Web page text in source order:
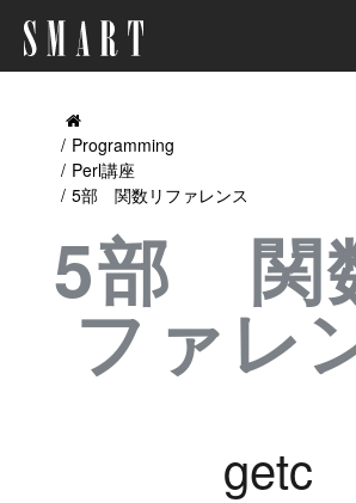
Programming
Perl講座
5部 関数リファレンス
5部 関
ファレ
getc